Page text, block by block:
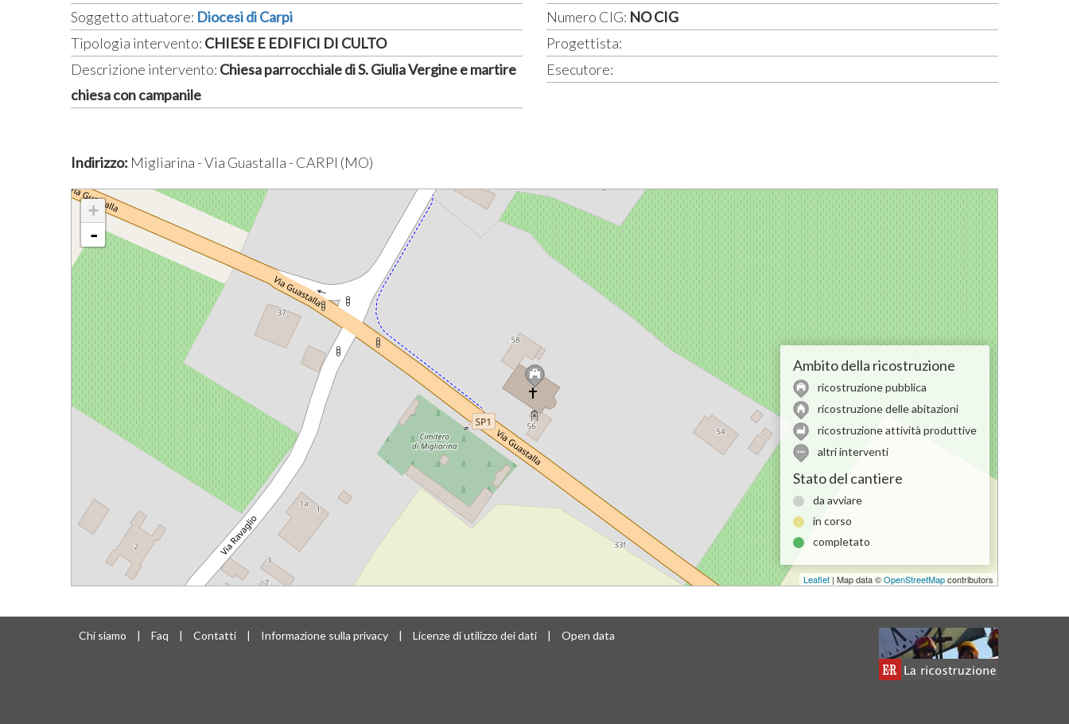
Soggetto attuatore: Diocesi di Carpi
Tipologia intervento: CHIESE E EDIFICI DI CULTO
Descrizione intervento: Chiesa parrocchiale di S. Giulia Vergine e martire
chiesa con campanile
Numero CIG: NO CIG
Progettista:
Esecutore:
Indirizzo: Migliarina - Via Guastalla - CARPI (MO)
+
-
Ambito della ricostruzione
ricostruzione pubblica
ricostruzione delle abitazioni
ricostruzione attività produttive
altri interventi
Stato del cantiere
da avviare
in corso
completato
Leaflet | Map data ©OpenStreetMapcontributors
Chi siamo | Faq | Contatti | Informazione sulla privacy | Licenze di utilizzo dei dati | Open data